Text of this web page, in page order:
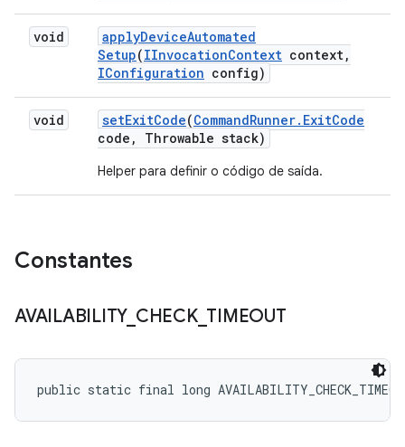
void applyDeviceAutomated
Setup(IInvocationContext context,
IConfiguration config)
void setExitCode(CommandRunner. ExitCode
code , Throwable stack)
Helper para definir o código de saída.
Constantes
AVAILABILITY_ CHECK_ TIMEOUT
public static final long